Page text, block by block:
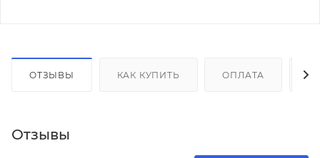
ОТЗЫВЫ КАК КУПИТЬ ОПЛАТА
Отзывы